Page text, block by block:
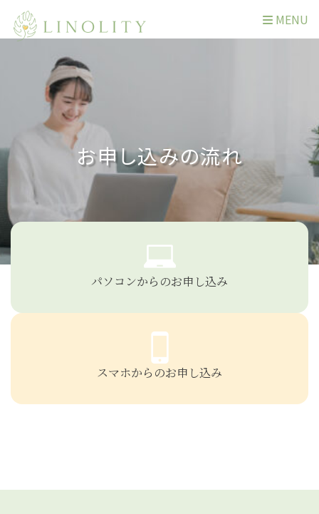
MENU
お申し込みの流れ
パソコンからのお申し込み
スマホからのお申し込み